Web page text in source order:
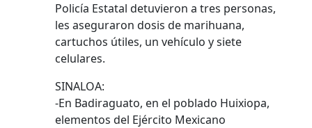
Policía Estatal detuvieron a tres personas,
les aseguraron dosis de marihuana,
cartuchos útiles, un vehículo y siete
celulares.
SINALOA:
-En Badiraguato, en el poblado Huixiopa,
elementos del Ejército Mexicano